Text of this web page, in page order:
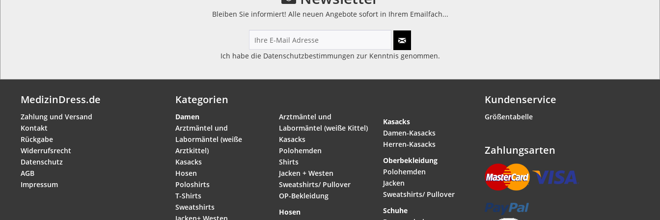
Bleiben Sie informiert! Alle neuen Angebote sofort in Ihrem Emailfach...
Ich habe die Datenschutzbestimmungen zur Kenntnis genommen.
MedizinDress.de
Zahlung und Versand
Kontakt
Rückgabe
Widerrufsrecht
Datenschutz
AGB
Impressum
Kategorien
Damen
Arztmäntel und
Labormäntel (weiße
Arztkittel)
Kasacks
Hosen
Poloshirts
T-Shirts
Sweatshirts
Arztmäntel und
Labormäntel (weiße Kittel)
Kasacks
Polohemden
Shirts
Jacken + Westen
Sweatshirts/ Pullover
OP-Bekleidung
Hosen
Kasacks
Damen-Kasacks
Herren-Kasacks
Oberbekleidung
Polohemden
Jacken
Sweatshirts/ Pullover
Schuhe
Kundenservice
Größentabelle
Zahlungsarten